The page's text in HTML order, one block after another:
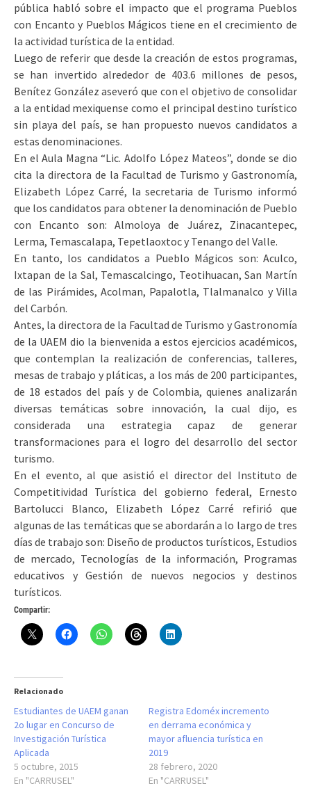
pública habló sobre el impacto que el programa Pueblos
con Encanto y Pueblos Mágicos tiene en el crecimiento de
la actividad turística de la entidad.
Luego de referir que desde la creación de estos programas,
se han invertido alrededor de 403.6 millones de pesos,
Benítez González aseveró que con el objetivo de consolidar
a la entidad mexiquense como el principal destino turístico
sin playa del país, se han propuesto nuevos candidatos a
estas denominaciones.
En el Aula Magna “Lic. Adolfo López Mateos”, donde se dio
cita la directora de la Facultad de Turismo y Gastronomía,
Elizabeth López Carré, la secretaria de Turismo informó
que los candidatos para obtener la denominación de Pueblo
con Encanto son: Almoloya de Juárez, Zinacantepec,
Lerma, Temascalapa, Tepetlaoxtoc y Tenango del Valle.
En tanto, los candidatos a Pueblo Mágicos son: Aculco,
Ixtapan de la Sal, Temascalcingo, Teotihuacan, San Martín
de las Pirámides, Acolman, Papalotla, Tlalmanalco y Villa
del Carbón.
Antes, la directora de la Facultad de Turismo y Gastronomía
de la UAEM dio la bienvenida a estos ejercicios académicos,
que contemplan la realización de conferencias, talleres,
mesas de trabajo y pláticas, a los más de 200 participantes,
de 18 estados del país y de Colombia, quienes analizarán
diversas temáticas sobre innovación, la cual dijo, es
considerada una estrategia capaz de generar
transformaciones para el logro del desarrollo del sector
turismo.
En el evento, al que asistió el director del Instituto de
Competitividad Turística del gobierno federal, Ernesto
Bartolucci Blanco, Elizabeth López Carré refirió que
algunas de las temáticas que se abordarán a lo largo de tres
días de trabajo son: Diseño de productos turísticos, Estudios
de mercado, Tecnologías de la información, Programas
educativos y Gestión de nuevos negocios y destinos
turísticos.
Compartir:
Relacionado
Estudiantes de UAEM ganan
2o lugar en Concurso de
Investigación Turística
Aplicada
5 octubre, 2015
En "CARRUSEL"
Registra Edoméx incremento
en derrama económica y
mayor afluencia turística en
2019
28 febrero, 2020
En "CARRUSEL"